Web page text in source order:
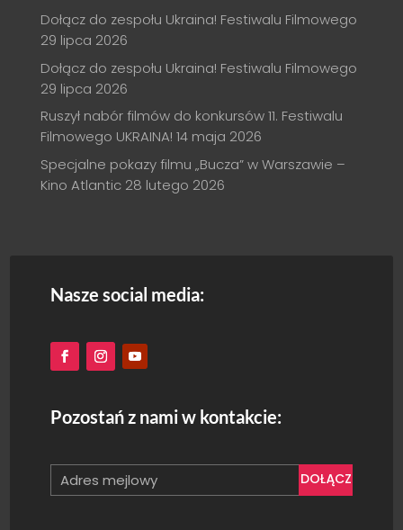
Dołącz do zespołu Ukraina! Festiwalu Filmowego
29 lipca 2026
Dołącz do zespołu Ukraina! Festiwalu Filmowego
29 lipca 2026
Ruszył nabór filmów do konkursów 11. Festiwalu
Filmowego UKRAINA! 14 maja 2026
Specjalne pokazy filmu „Bucza” w Warszawie –
Kino Atlantic 28 lutego 2026
Nasze social media:
Pozostań z nami w kontakcie:
DOŁĄCZ